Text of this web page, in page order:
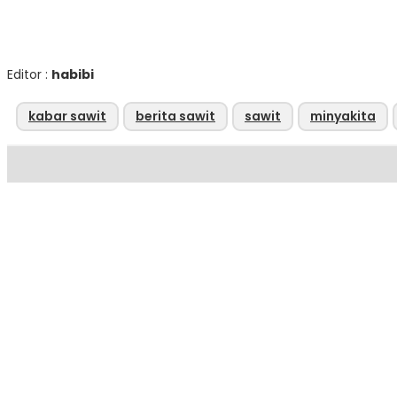
Editor : habibi
kabar sawit berita sawit sawit minyakita